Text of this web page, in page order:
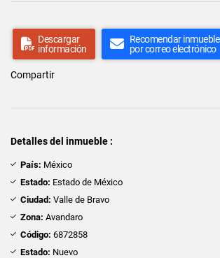
Descargar
información
Recomendar inmueble
por correo electrónico
Compartir
Detalles del inmueble :
País: México
Estado: Estado de México
Ciudad: Valle de Bravo
Zona: Avandaro
Código: 6872858
Estado: Nuevo